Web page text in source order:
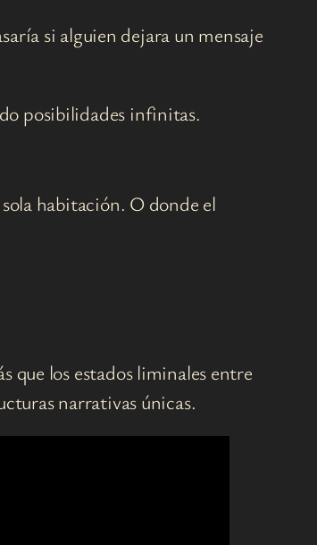
si alguien dejara un mensaje
posibilidades infinitas.
habitación. O donde el
que los estados liminales entre
narrativas únicas.